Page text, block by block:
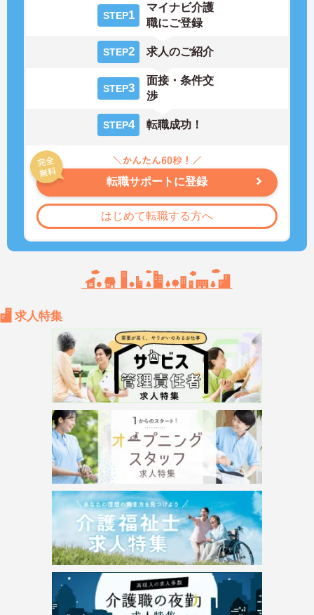
STEP1
マイナビ介護
職にご登録
STEP2 求人のご紹介
STEP3
面接・条件交
渉
STEP4 転職成功！
転職サポートに登録
はじめて転職する方へ
求人特集